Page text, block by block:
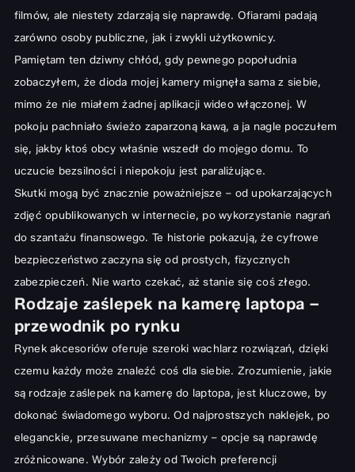
filmów, ale niestety zdarzają się naprawdę. Ofiarami padają
zarówno osoby publiczne, jak i zwykli użytkownicy.
Pamiętam ten dziwny chłód, gdy pewnego popołudnia
zobaczyłem, że dioda mojej kamery mignęła sama z siebie,
mimo że nie miałem żadnej aplikacji wideo włączonej. W
pokoju pachniało świeżo zaparzoną kawą, a ja nagle poczułem
się, jakby ktoś obcy właśnie wszedł do mojego domu. To
uczucie bezsilności i niepokoju jest paraliżujące.
Skutki mogą być znacznie poważniejsze – od upokarzających
zdjęć opublikowanych w internecie, po wykorzystanie nagrań
do szantażu finansowego. Te historie pokazują, że cyfrowe
bezpieczeństwo zaczyna się od prostych, fizycznych
zabezpieczeń. Nie warto czekać, aż stanie się coś złego.
Rodzaje zaślepek na kamerę laptopa –
przewodnik po rynku
Rynek akcesoriów oferuje szeroki wachlarz rozwiązań, dzięki
czemu każdy może znaleźć coś dla siebie. Zrozumienie, jakie
są rodzaje zaślepek na kamerę do laptopa, jest kluczowe, by
dokonać świadomego wyboru. Od najprostszych naklejek, po
eleganckie, przesuwane mechanizmy – opcje są naprawdę
zróżnicowane. Wybór zależy od Twoich preferencji